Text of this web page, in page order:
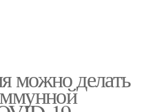
можно делать